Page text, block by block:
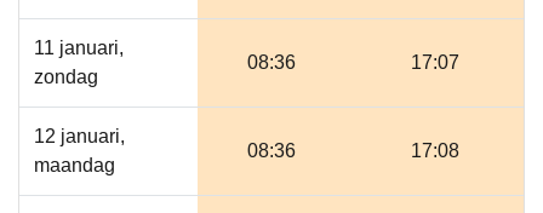
11 januari,
zondag
08:36 17:07
12 januari,
maandag
08:36 17:08